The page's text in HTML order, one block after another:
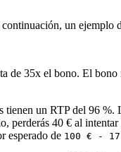
un
35x el bono. El
un RTP del 96
perderás 40 € al
esperado de 100 € -